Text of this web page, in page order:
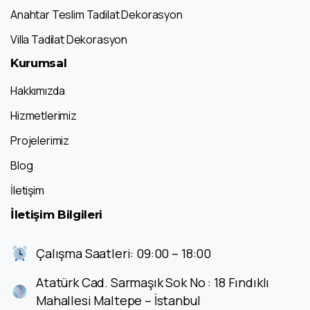
Anahtar Teslim Tadilat Dekorasyon
Villa Tadilat Dekorasyon
Kurumsal
Hakkımızda
Hizmetlerimiz
Projelerimiz
Blog
İletişim
İletişim Bilgileri
Çalışma Saatleri: 09:00 – 18:00
Atatürk Cad. Sarmaşık Sok No : 18 Fındıklı
Mahallesi Maltepe – İstanbul